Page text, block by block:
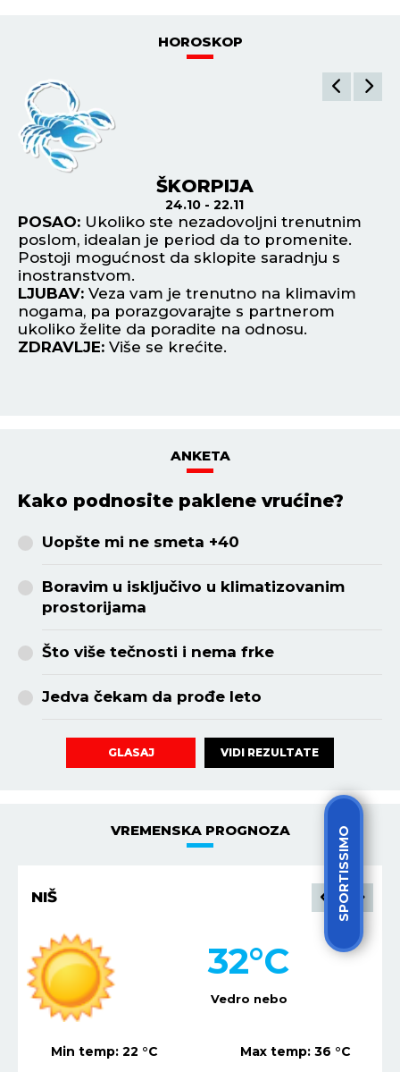
SPORTISSIMO
HOROSKOP
ŠKORPIJA
24.10 - 22.11
POSAO: Ukoliko ste nezadovoljni trenutnim
poslom, idealan je period da to promenite.
Postoji mogućnost da sklopite saradnju s
inostranstvom.
LJUBAV: Veza vam je trenutno na klimavim
nogama, pa porazgovarajte s partnerom
ukoliko želite da poradite na odnosu.
ZDRAVLJE: Više se krećite.
ANKETA
Kako podnosite paklene vrućine?
Uopšte mi ne smeta +40
Boravim u isključivo u klimatizovanim
prostorijama
Što više tečnosti i nema frke
Jedva čekam da prođe leto
GLASAJ VIDI REZULTATE
VREMENSKA PROGNOZA
Vedro nebo
32°C
Max temp:36 Min temp:21 °C